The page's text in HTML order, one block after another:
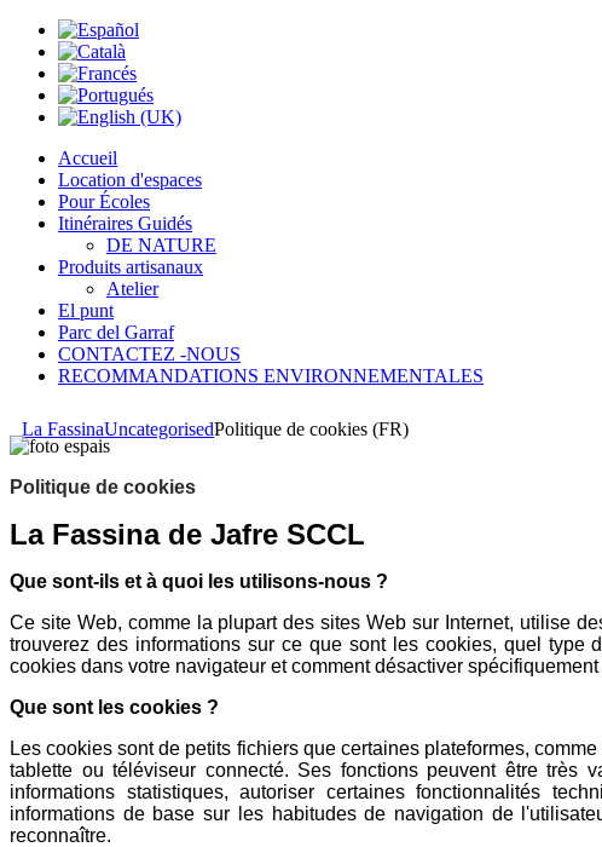
Accueil
Location d'espaces
Pour Écoles
Itinéraires Guidés
DE NATURE
Produits artisanaux
Atelier
El punt
Parc del Garraf
CONTACTEZ -NOUS
RECOMMANDATIONS ENVIRONNEMENTALES
La FassinaUncategorisedPolitique de cookies (FR)
Politique de cookies
La Fassina de Jafre SCCL
Que sont-ils et à quoi les utilisons-nous ?
Ce site Web, comme la plupart des sites Web sur Internet, utilise
trouverez des informations sur ce que sont les cookies, quel
cookies dans votre navigateur et comment désactiver
Que sont les cookies ?
Les cookies sont de petits fichiers que certaines plateformes,
tablette ou téléviseur connecté. Ses fonctions peuvent être très
informations statistiques, autoriser certaines fonctionnalités
informations de base sur les habitudes de navigation de
reconnaître.